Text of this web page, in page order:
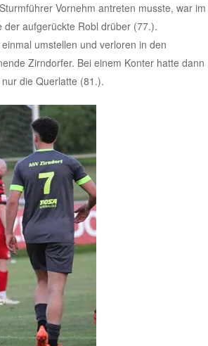
Vornehm antreten musste, war im
der aufgerückte Robl drüber (77.).
umstellen und verloren in den
Zirndorfer. Bei einem Konter hatte dann
die Querlatte (81.).